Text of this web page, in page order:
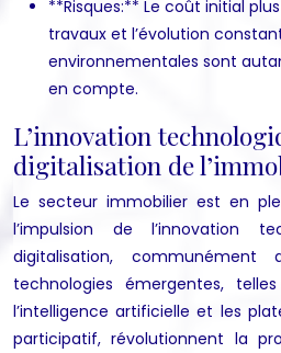
**Risques:** Le coût initial
travaux et l’évolution
environnementales sont
en compte.
L’innovation
digitalisation de
Le secteur immobilier est en
l’impulsion de l’innovation
digitalisation, communément
technologies émergentes,
l’intelligence artificielle et les
participatif, révolutionnent la